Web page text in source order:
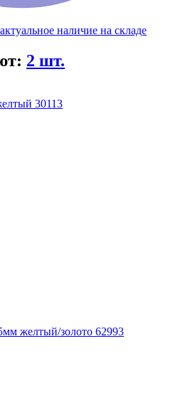
наличие на складе
2 шт.
30113
желтый/золото 62993